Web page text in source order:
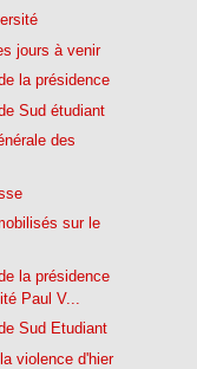
jours à venir
la présidence
Sud étudiant
des
sur le
la présidence
Paul V...
Sud Etudiant
violence d'hier